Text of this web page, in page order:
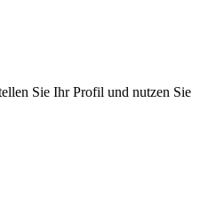
Sie Ihr Profil und nutzen Sie